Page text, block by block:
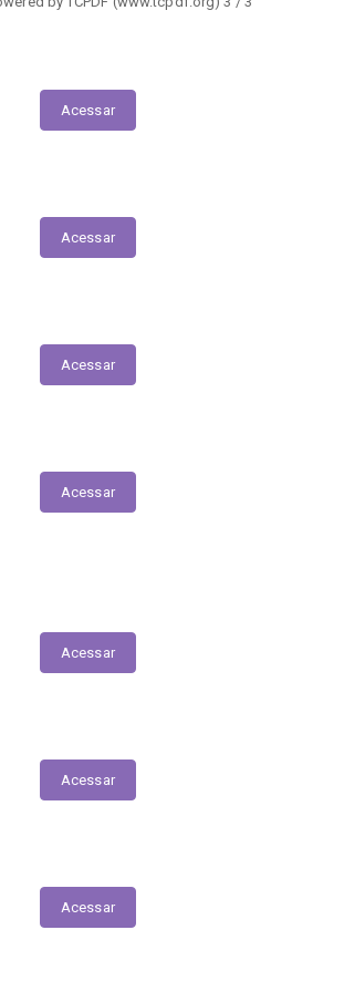
Acessar
Acessar
Acessar
Acessar
Acessar
Acessar
Acessar